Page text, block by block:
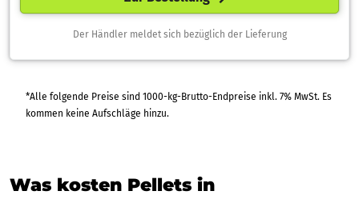
Der Händler meldet sich bezüglich der Lieferung
*Alle folgende Preise sind 1000-kg-Brutto-Endpreise inkl. 7% MwSt. Es
kommen keine Aufschläge hinzu.
Was kosten Pellets in